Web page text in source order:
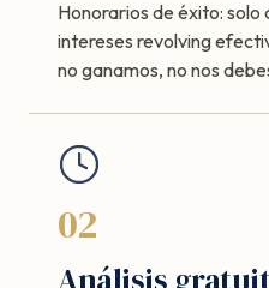
Honorarios de éxito: solo
intereses revolving
no ganamos, no nos
02
Análisis